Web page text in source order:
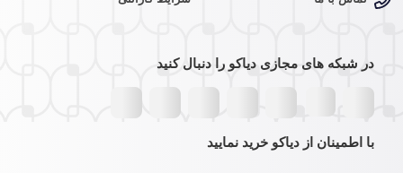
در شبکه های مجازی دیاکو را دنبال کنید
با اطمینان از دیاکو خرید نمایید